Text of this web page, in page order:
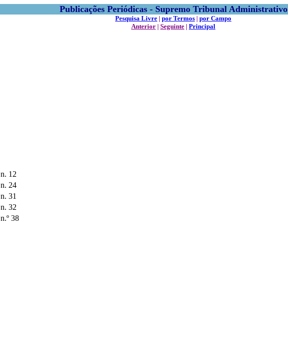
Publicações Periódicas - Supremo Tribunal Administrativo
Pesquisa Livre | por Termos | por Campo
Anterior | Seguinte | Principal
n. 12
n. 24
n. 31
n. 32
n.º 38